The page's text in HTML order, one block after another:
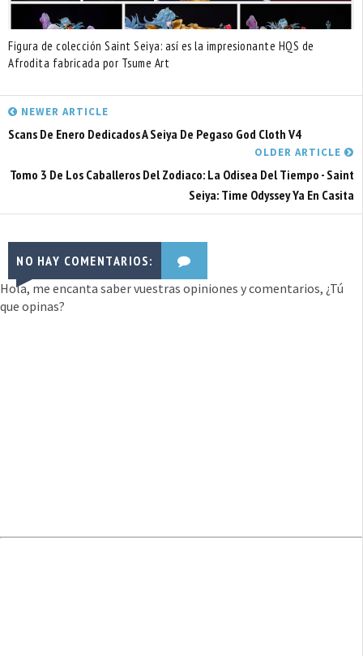
Figura de colección Saint Seiya: así es la impresionante HQS de
Afrodita fabricada por Tsume Art
NEWER ARTICLE
Scans De Enero Dedicados A Seiya De Pegaso God Cloth V4
OLDER ARTICLE
Tomo 3 De Los Caballeros Del Zodiaco: La Odisea Del Tiempo - Saint
Seiya: Time Odyssey Ya En Casita
NO HAY COMENTARIOS:
Hola, me encanta saber vuestras opiniones y comentarios, ¿Tú
que opinas?